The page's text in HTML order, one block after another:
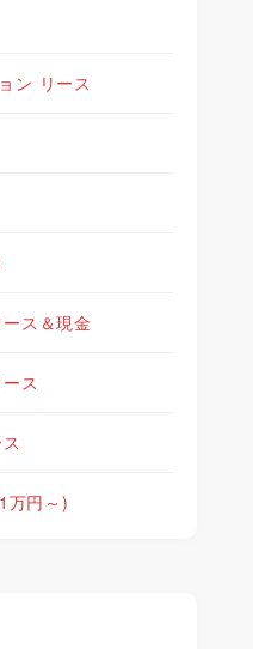
ン リース
ス＆現金
ス
万円～)